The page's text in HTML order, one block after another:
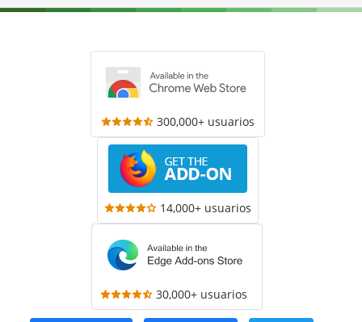
300,000+ usuarios
14,000+ usuarios
30,000+ usuarios